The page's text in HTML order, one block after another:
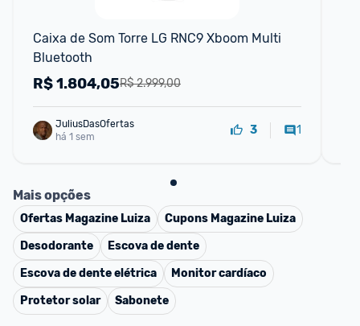
Caixa de Som Torre LG RNC9 Xboom Multi
Bluetooth
R$ 2.999,00
R$1.804,05
JuliusDasOfertas
há 1 sem
3 1
Mais opções
Ofertas Magazine Luiza Cupons Magazine Luiza
Desodorante
Escova de dente
Escova de dente elétrica
Monitor cardíaco
Protetor solar
Sabonete